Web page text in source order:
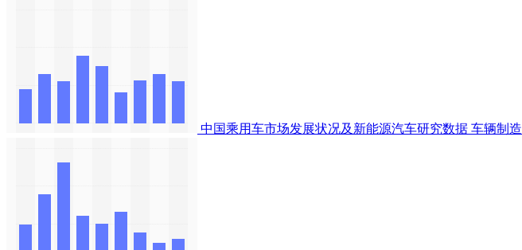
中国乘用车市场发展状况及新能源汽车研究数据 车辆制造